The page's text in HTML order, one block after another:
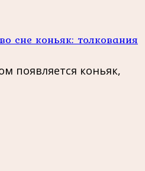
сне коньяк: толкования
появляется коньяк,